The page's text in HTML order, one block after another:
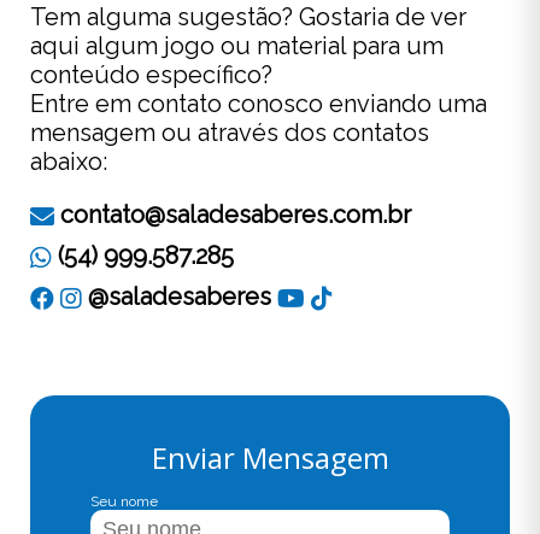
Enviar Mensagem
Seu nome
Tem alguma sugestão? Gostaria de ver
aqui algum jogo ou material para um
conteúdo específico?
Entre em contato conosco enviando uma
mensagem ou através dos contatos
abaixo:
contato@saladesaberes.com.br
(54) 999.587.285
@saladesaberes